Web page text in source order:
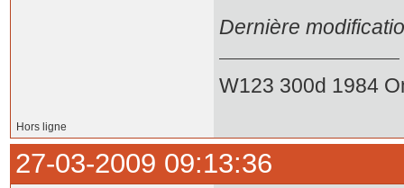
Dernière
W123 300d 1984
Hors ligne
27-03-2009 09:13:36